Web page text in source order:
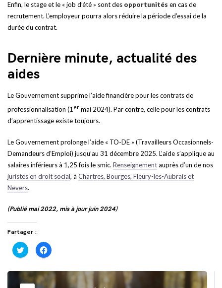
Enfin, le stage et le « job d’été » sont des opportunités en cas de
recrutement. L’employeur pourra alors réduire la période d’essai de la
durée du contrat.
Dernière minute, actualité des
aides
Le Gouvernement supprime l’aide financière pour les contrats de
professionnalisation (1er mai 2024). Par contre, celle pour les contrats
d’apprentissage existe toujours.
Le Gouvernement prolonge l’aide « TO-DE » (Travailleurs Occasionnels-
Demandeurs d’Emploi) jusqu’au 31 décembre 2025. L’aide s’applique au
salaires inférieurs à 1,25 fois le smic. Renseignementauprès d’un de nos
juristes en droit social, à Chartres, Bourges, Fleury-les-Aubrais et
Nevers.
(Publié mai 2022, mis à jour juin 2024)
Partager :
Cliquez
pour
partager
Twitter(ouvre
dans
une
Cliquez
pour
partager
Facebook(ouvre
une